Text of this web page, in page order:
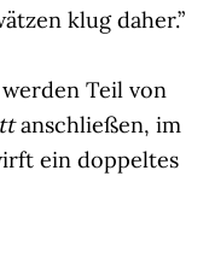
klug daher.”
Teil von
anschließen, im
ein doppeltes